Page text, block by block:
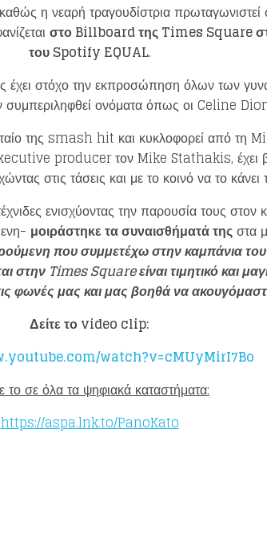
η νεαρή τραγουδίστρια
στοBillboardτηςTimes Square
τουSpotify EQUAL.
έχει στόχο την εκπροσώπηση όλων των
συμπεριληφθεί ονόματα όπως οι Celine
της smash hit και κυκλοφορεί από
producer τον Mike Stathakis, έχει
στις τάσεις και με το κοινό να το
ενισχύοντας την παρουσία τους
μοιράστηκε τα συναισθήματά τηςστα
που συμμετέχω στην καμπάνια
στην Times Squareείναι τιμητικό και
φωνές μας και μας βοηθά να
Δείτε τοvideo clip:
watch?v=cMUyMirI7Bo
το σε όλα τα ψηφιακά καταστήματα:
https://aspa.lnk.to/PanoKato
your form, please wait...